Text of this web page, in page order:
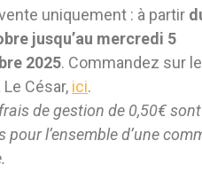
uniquement : à partir
jusqu’au mercredi 5
2025. Commandez sur
César, ici.
de gestion de 0,50€ sont
pour l’ensemble d’une